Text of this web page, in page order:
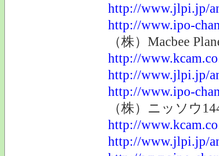
http://www.jlpi.jp/
http://www.ipo-
（株）Macbee
http://
http://www.jlpi.jp/
http://www.ipo-
（株）ニッソウ
http://
http://www.jlpi.jp/